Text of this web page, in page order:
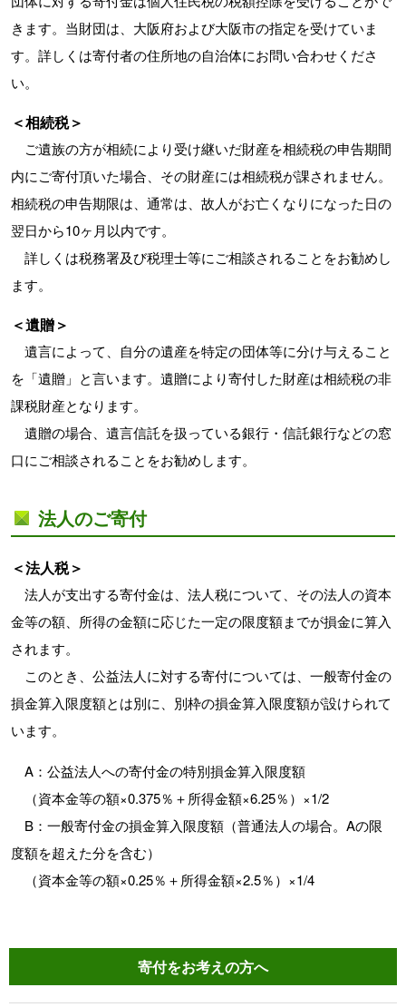
きます。当財団は、大阪府および大阪市の指定を受けていま
す。詳しくは寄付者の住所地の自治体にお問い合わせくださ
い。
＜相続税＞
ご遺族の方が相続により受け継いだ財産を相続税の申告期間
内にご寄付頂いた場合、その財産には相続税が課されません。
相続税の申告期限は、通常は、故人がお亡くなりになった日の
翌日から10ヶ月以内です。
詳しくは税務署及び税理士等にご相談されることをお勧めし
ます。
＜遺贈＞
遺言によって、自分の遺産を特定の団体等に分け与えること
を「遺贈」と言います。遺贈により寄付した財産は相続税の非
課税財産となります。
遺贈の場合、遺言信託を扱っている銀行・信託銀行などの窓
口にご相談されることをお勧めします。
法人のご寄付
＜法人税＞
法人が支出する寄付金は、法人税について、その法人の資本
金等の額、所得の金額に応じた一定の限度額までが損金に算入
されます。
このとき、公益法人に対する寄付については、一般寄付金の
損金算入限度額とは別に、別枠の損金算入限度額が設けられて
います。
A：公益法人への寄付金の特別損金算入限度額
（資本金等の額×0.375％＋所得金額×6.25％）×1/2
B：一般寄付金の損金算入限度額（普通法人の場合。Aの限
度額を超えた分を含む）
（資本金等の額×0.25％＋所得金額×2.5％）×1/4
寄付をお考えの方へ